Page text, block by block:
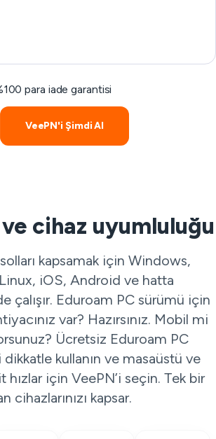
para iade garantisi
VeePN'i Şimdi Al
cihaz uyumluluğu
kapsamak için Windows,
iOS, Android ve hatta
çalışır. Eduroam PC sürümü için
var? Hazırsınız. Mobil mi
Ücretsiz Eduroam PC
kullanın ve masaüstü ve
için VeePN’i seçin. Tek bir
cihazlarınızı kapsar.